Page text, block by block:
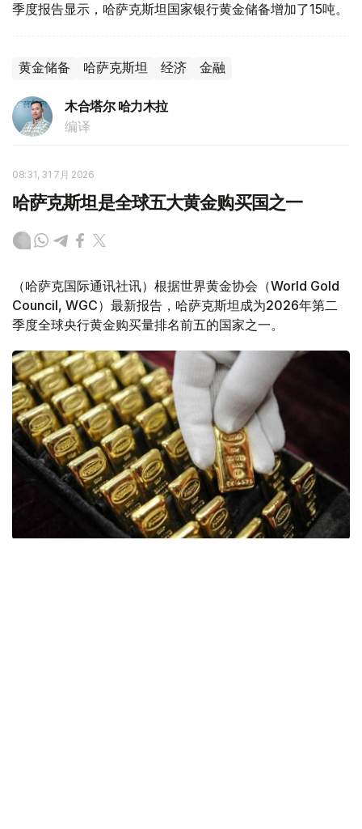
季度报告显示，哈萨克斯坦国家银行黄金储备增加了15吨。
黄金储备 哈萨克斯坦 经济 金融
木合塔尔 哈力木拉
编译
08:31, 31 7月 2026
哈萨克斯坦是全球五大黄金购买国之一
（哈萨克国际通讯社讯）根据世界黄金协会（World Gold
Council, WGC）最新报告，哈萨克斯坦成为2026年第二
季度全球央行黄金购买量排名前五的国家之一。